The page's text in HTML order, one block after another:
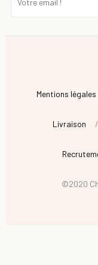
Mentions légales
Livraison
©2020